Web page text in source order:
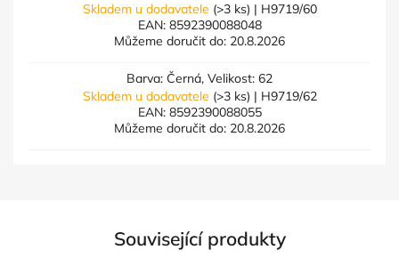
Skladem u dodavatele (>3 ks) | H9719/60
EAN: 8592390088048
Můžeme doručit do: 20.8.2026
Barva: Černá, Velikost: 62
Skladem u dodavatele (>3 ks) | H9719/62
EAN: 8592390088055
Můžeme doručit do: 20.8.2026
Související produkty